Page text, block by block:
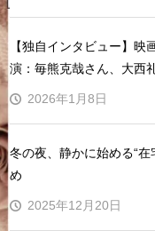
【独自インタビュー】映
演：毎熊克哉さん、大西
2026年1月8日
冬の夜、静かに始める“在
め
2025年12月20日